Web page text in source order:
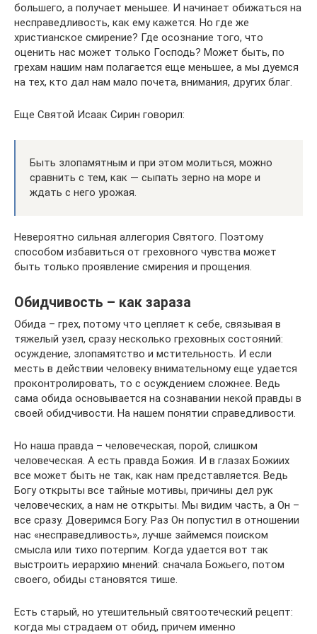
большего, а получает меньшее. И начинает обижаться на
несправедливость, как ему кажется. Но где же
христианское смирение? Где осознание того, что
оценить нас может только Господь? Может быть, по
грехам нашим нам полагается еще меньшее, а мы дуемся
на тех, кто дал нам мало почета, внимания, других благ.
Еще Святой Исаак Сирин говорил:
Быть злопамятным и при этом молиться, можно
сравнить с тем, как — сыпать зерно на море и
ждать с него урожая.
Невероятно сильная аллегория Святого. Поэтому
способом избавиться от греховного чувства может
быть только проявление смирения и прощения.
Обидчивость – как зараза
Обида – грех, потому что цепляет к себе, связывая в
тяжелый узел, сразу несколько греховных состояний:
осуждение, злопамятство и мстительность. И если
месть в действии человеку внимательному еще удается
проконтролировать, то с осуждением сложнее. Ведь
сама обида основывается на сознавании некой правды в
своей обидчивости. На нашем понятии справедливости.
Но наша правда – человеческая, порой, слишком
человеческая. А есть правда Божия. И в глазах Божиих
все может быть не так, как нам представляется. Ведь
Богу открыты все тайные мотивы, причины дел рук
человеческих, а нам не открыты. Мы видим часть, а Он –
все сразу. Доверимся Богу. Раз Он попустил в отношении
нас «несправедливость», лучше займемся поиском
смысла или тихо потерпим. Когда удается вот так
выстроить иерархию мнений: сначала Божьего, потом
своего, обиды становятся тише.
Есть старый, но утешительный святоотеческий рецепт:
когда мы страдаем от обид, причем именно